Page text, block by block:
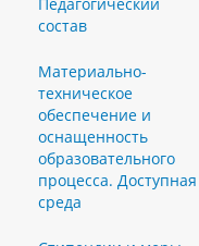
состав
Материально-
техническое
обеспечение и
оснащенность
образовательного
процесса. Доступная
среда